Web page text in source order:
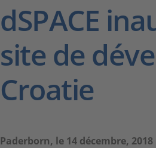
dSPACE
site de
Croatie
Paderborn, le 14 décembre, 2018